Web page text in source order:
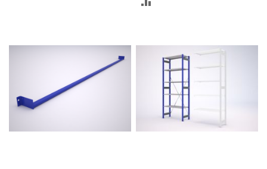
POROVNÁNÍ